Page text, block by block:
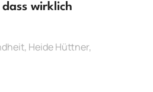
wirklich
, Heide Hüttner,